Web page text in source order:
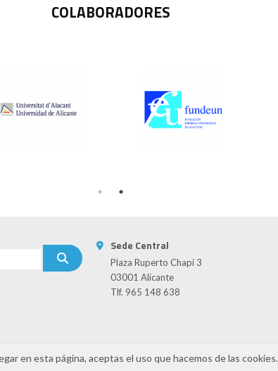
COLABORADORES
Sede Central
Plaza Ruperto Chapí 3
03001 Alicante
Tlf. 965 148 638
en esta página, aceptas el uso que hacemos de las cookies.